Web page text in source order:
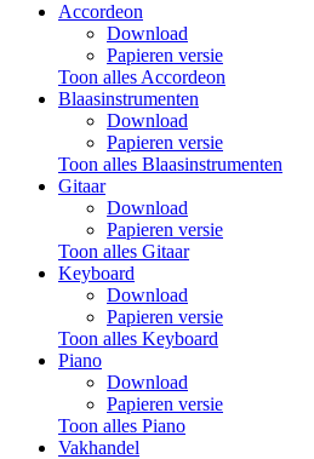
Accordeon
Download
Papieren versie
Toon alles Accordeon
Blaasinstrumenten
Download
Papieren versie
Toon alles Blaasinstrumenten
Gitaar
Download
Papieren versie
Toon alles Gitaar
Keyboard
Download
Papieren versie
Toon alles Keyboard
Piano
Download
Papieren versie
Toon alles Piano
Vakhandel